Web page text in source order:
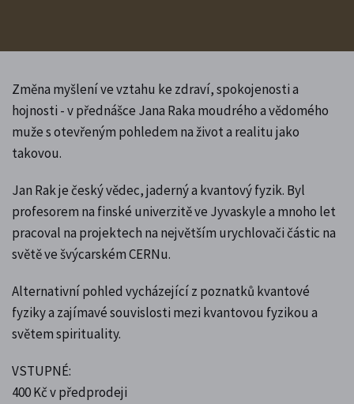
Změna myšlení ve vztahu ke zdraví, spokojenosti a
hojnosti - v přednášce Jana Raka moudrého a vědomého
muže s otevřeným pohledem na život a realitu jako
takovou.
Jan Rak je český vědec, jaderný a kvantový fyzik. Byl
profesorem na finské univerzitě ve Jyvaskyle a mnoho let
pracoval na projektech na největším urychlovači částic na
světě ve švýcarském CERNu.
Alternativní pohled vycházející z poznatků kvantové
fyziky a zajímavé souvislosti mezi kvantovou fyzikou a
světem spirituality.
VSTUPNÉ:
400 Kč v předprodeji